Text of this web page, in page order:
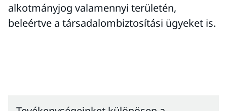
alkotmányjog valamennyi területén,
beleértve a társadalombiztosítási ügyeket is.